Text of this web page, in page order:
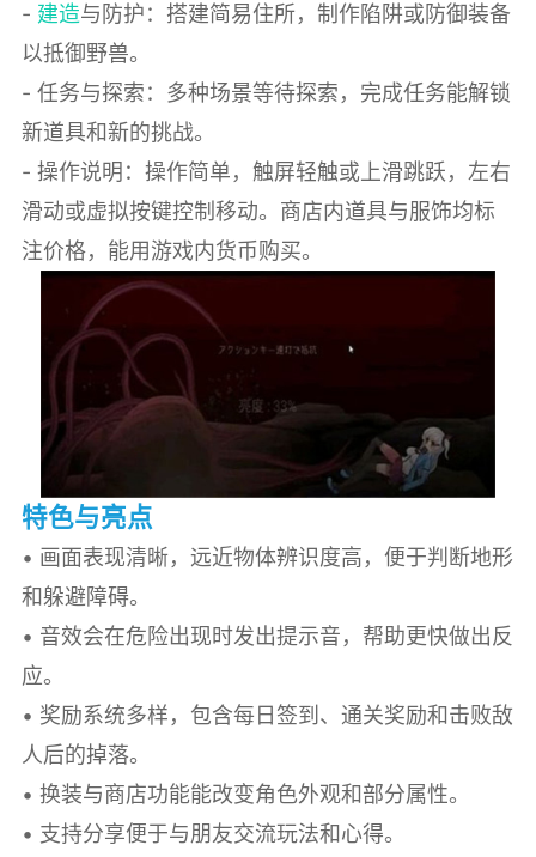
- 建造与防护：搭建简易住所，制作陷阱或防御装备
以抵御野兽。
- 任务与探索：多种场景等待探索，完成任务能解锁
新道具和新的挑战。
- 操作说明：操作简单，触屏轻触或上滑跳跃，左右
滑动或虚拟按键控制移动。商店内道具与服饰均标
注价格，能用游戏内货币购买。
特色与亮点
• 画面表现清晰，远近物体辨识度高，便于判断地形
和躲避障碍。
• 音效会在危险出现时发出提示音，帮助更快做出反
应。
• 奖励系统多样，包含每日签到、通关奖励和击败敌
人后的掉落。
• 换装与商店功能能改变角色外观和部分属性。
• 支持分享便于与朋友交流玩法和心得。